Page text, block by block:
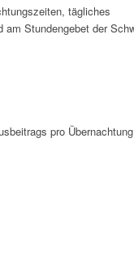
tägliches
Stundengebet der
pro Übernachtung